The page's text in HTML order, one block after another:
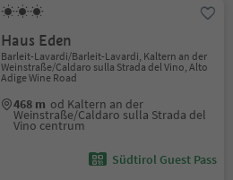
Haus Eden
Barleit-Lavardi/Barleit-Lavardi, Kaltern an der
Weinstraße/Caldaro sulla Strada del Vino, Alto
Adige Wine Road
468 m od Kaltern an der
Weinstraße/Caldaro sulla Strada del
Vino centrum
Südtirol Guest Pass